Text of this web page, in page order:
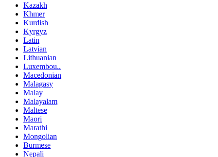
Kazakh
Khmer
Kurdish
Kyrgyz
Latin
Latvian
Lithuanian
Luxembou..
Macedonian
Malagasy
Malay
Malayalam
Maltese
Maori
Marathi
Mongolian
Burmese
Nepali